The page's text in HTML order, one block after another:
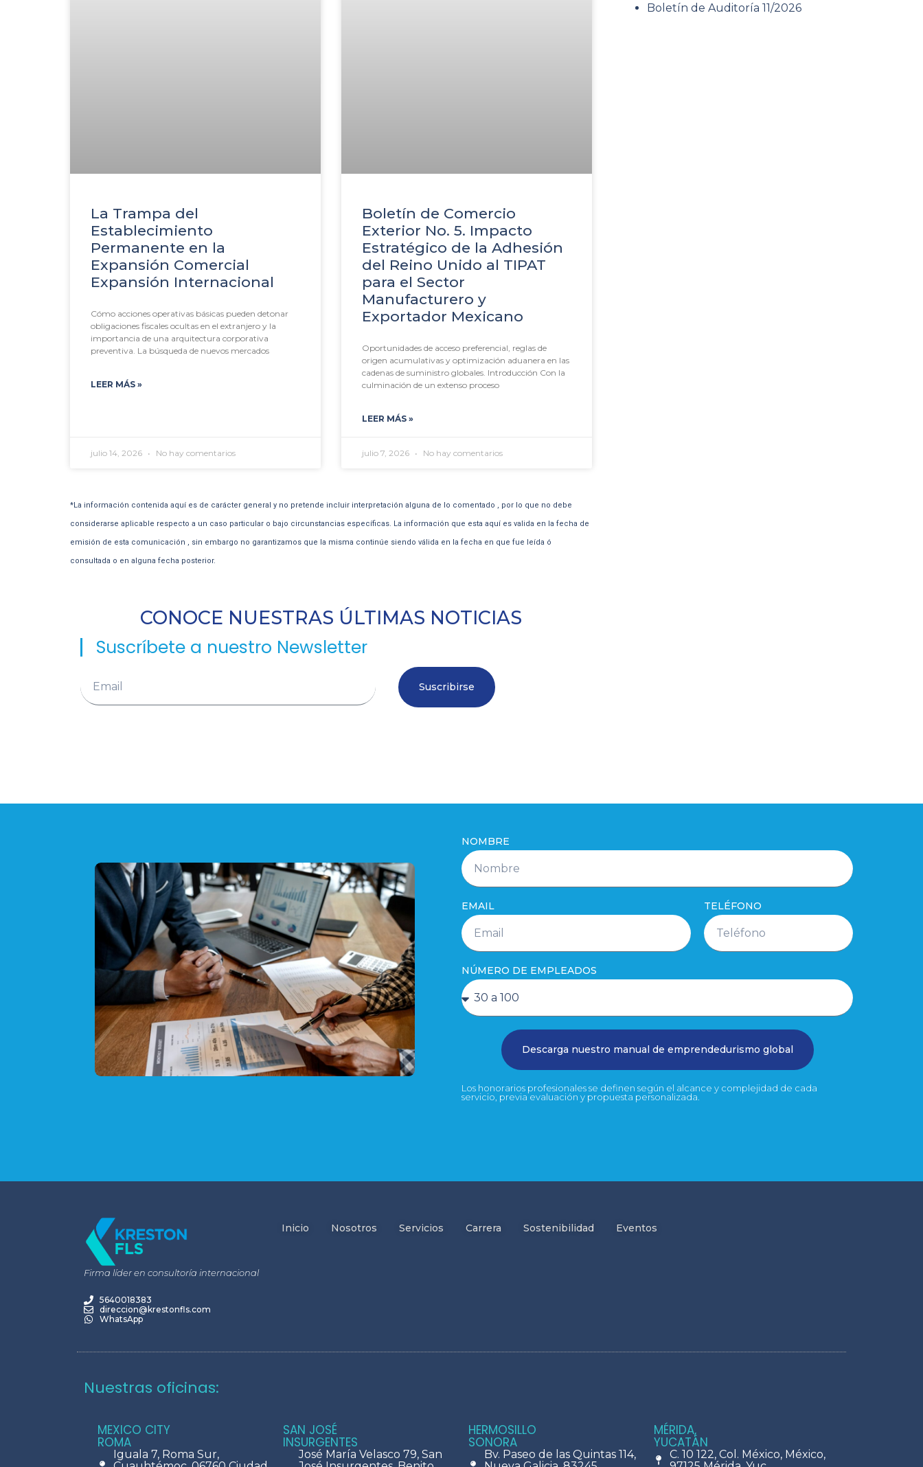
La Trampa del
Establecimiento
Permanente en la
Expansión Comercial
Expansión Internacional
Cómo acciones operativas básicas pueden detonar
obligaciones fiscales ocultas en el extranjero y la
importancia de una arquitectura corporativa
preventiva. La búsqueda de nuevos mercados
LEER MÁS »
julio 14, 2026 No hay comentarios
Boletín de Comercio
Exterior No. 5. Impacto
Estratégico de la Adhesión
del Reino Unido al TIPAT
para el Sector
Manufacturero y
Exportador Mexicano
Oportunidades de acceso preferencial, reglas de
origen acumulativas y optimización aduanera en las
cadenas de suministro globales. Introducción Con la
culminación de un extenso proceso
LEER MÁS »
julio 7, 2026 No hay comentarios
*La información contenida aquí es de carácter general y no pretende incluir interpretación alguna de lo comentado , por lo que no debe
considerarse aplicable respecto a un caso particular o bajo circunstancias específicas. La información que esta aquí es valida en la fecha de
emisión de esta comunicación , sin embargo no garantizamos que la misma continúe siendo válida en la fecha en que fue leída ó
consultada o en alguna fecha posterior.
CONOCE NUESTRAS ÚLTIMAS NOTICIAS
Suscríbete a nuestro Newsletter
Suscribirse
Boletín de Auditoría 11/2026
NOMBRE
EMAIL TELÉFONO
NÚMERO DE EMPLEADOS
Descarga nuestro manual de emprendedurismo global
Los honorarios profesionales se definen según el alcance y complejidad de cada
servicio, previa evaluación y propuesta personalizada.
Firma líder en consultoría internacional
5640018383
direccion@krestonfls.com
WhatsApp
Inicio Nosotros Servicios Carrera Sostenibilidad Eventos
Nuestras oficinas:
MEXICO CITY
ROMA
Iguala 7, Roma Sur,
SAN JOSÉ
INSURGENTES
José María Velasco 79, San
HERMOSILLO
SONORA
Bv. Paseo de las Quintas 114,
MÉRIDA,
YUCATÁN
C. 10 122, Col. México, México,